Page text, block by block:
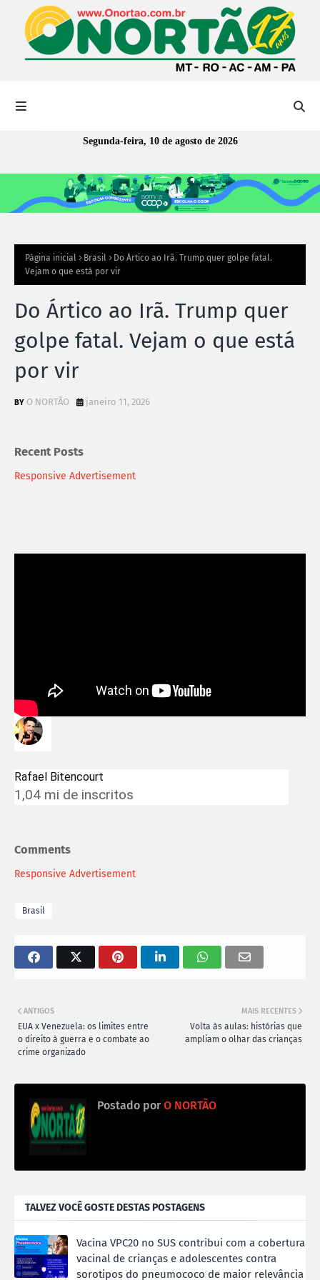
Segunda-feira, 10 de agosto de 2026
Página inicial Brasil
Do Ártico ao Irã. Trump quer golpe fatal.
Vejam o que está por vir
Do Ártico ao Irã. Trump quer
golpe fatal. Vejam o que está
por vir
O NORTÃO janeiro 11, 2026
Recent Posts
Responsive Advertisement
Rafael Bitencourt
1,04 mi de inscritos
Comments
Responsive Advertisement
Brasil
MAIS RECENTES
Volta às aulas: histórias que
ampliam o olhar das crianças
ANTIGOS
EUA x Venezuela: os limites entre
o direito à guerra e o combate ao
crime organizado
Postado por O NORTÃO
TALVEZ VOCÊ GOSTE DESTAS POSTAGENS
Vacina VPC20 no SUS contribui com a cobertura
vacinal de crianças e adolescentes contra
sorotipos do pneumococo de maior relevância